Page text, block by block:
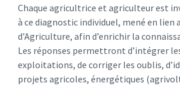
Chaque agricultrice et agriculteur est
à ce diagnostic individuel, mené en lien
d’Agriculture, afin d’enrichir la
Les réponses permettront d’intégrer
exploitations, de corriger les oublis,
projets agricoles, énergétiques